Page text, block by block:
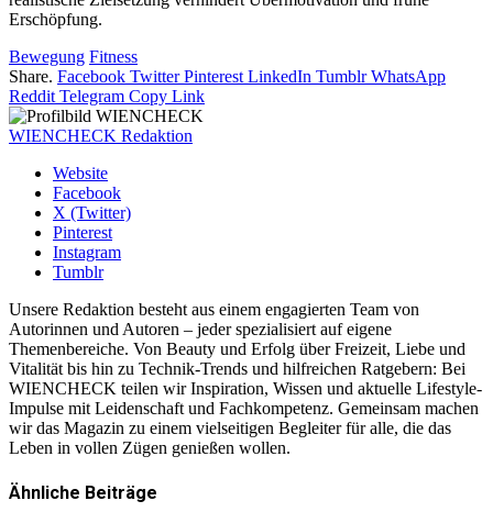
Erschöpfung.
Bewegung Fitness
Share. Facebook Twitter Pinterest LinkedIn Tumblr WhatsApp
Reddit Telegram Copy Link
WIENCHECK Redaktion
Website
Facebook
X (Twitter)
Pinterest
Instagram
Tumblr
Unsere Redaktion besteht aus einem engagierten Team von
Autorinnen und Autoren – jeder spezialisiert auf eigene
Themenbereiche. Von Beauty und Erfolg über Freizeit, Liebe und
Vitalität bis hin zu Technik-Trends und hilfreichen Ratgebern: Bei
WIENCHECK teilen wir Inspiration, Wissen und aktuelle Lifestyle-
Impulse mit Leidenschaft und Fachkompetenz. Gemeinsam machen
wir das Magazin zu einem vielseitigen Begleiter für alle, die das
Leben in vollen Zügen genießen wollen.
Ähnliche Beiträge